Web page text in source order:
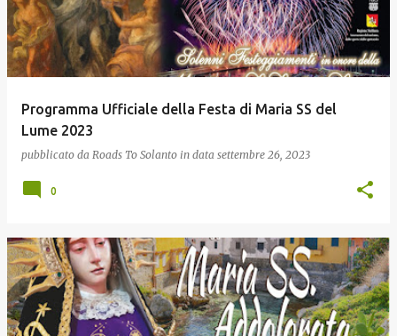
t
Programma Ufficiale della Festa di Maria SS del
Lume 2023
pubblicato da Roads To Solanto in data settembre 26, 2023
0